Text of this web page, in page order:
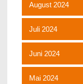
August 2024
Juli 2024
Juni 2024
Mai 2024